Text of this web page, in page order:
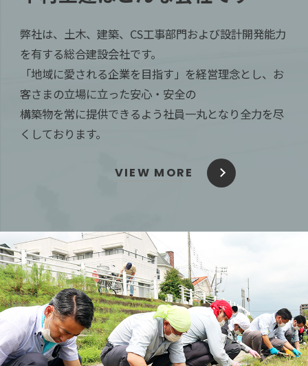
弊社は、土木、建築、CS工事部門および設計開発能力
を有する総合建設会社です。
「地域に愛される企業を目指す」を経営理念とし、お
客さまの立場に立った安心・安全の
構築物を常に提供できるよう社員一丸となり全力を尽
くしております。
VIEW MORE